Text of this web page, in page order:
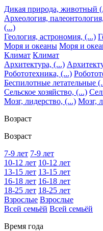
Дикая природа, животный
Археология,
(...)
Геология, астрономия, (...)
Моря и океаны Моря и
Климат Климат
Архитектура, (...)
Робототехника, (...)
Беспилотные летательные
Сельское хозяйство, (...)
Мозг, лидерство, (...) Мозг,
Возраст
Возраст
7-9 лет 7-9 лет
10-12 лет 10-12 лет
13-15 лет 13-15 лет
16-18 лет 16-18 лет
18-25 лет 18-25 лет
Взрослые Взрослые
Всей семьёй Всей семьёй
Время года